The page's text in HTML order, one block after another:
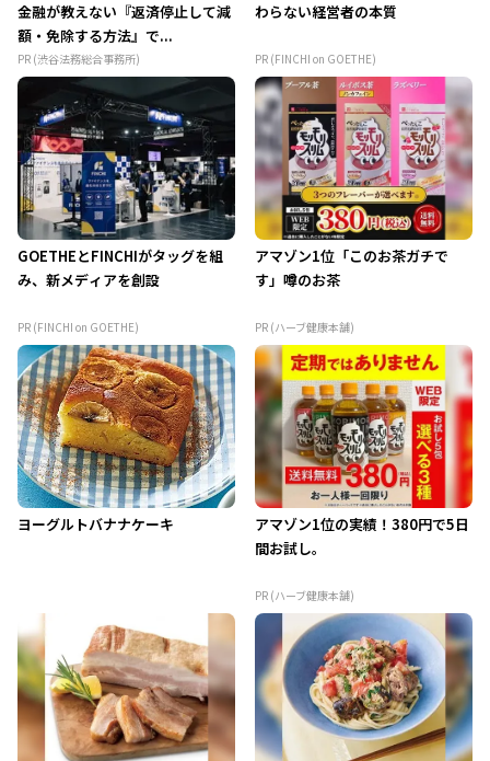
金融が教えない『返済停止して減
額・免除する方法』で...
PR (渋谷法務総合事務所)
わらない経営者の本質
PR (FINCHI on GOETHE)
GOETHEとFINCHIがタッグを組
み、新メディアを創設
PR (FINCHI on GOETHE)
アマゾン1位「このお茶ガチで
す」噂のお茶
PR (ハーブ健康本舗)
ヨーグルトバナナケーキ
アマゾン1位の実績！380円で5日
間お試し。
PR (ハーブ健康本舗)